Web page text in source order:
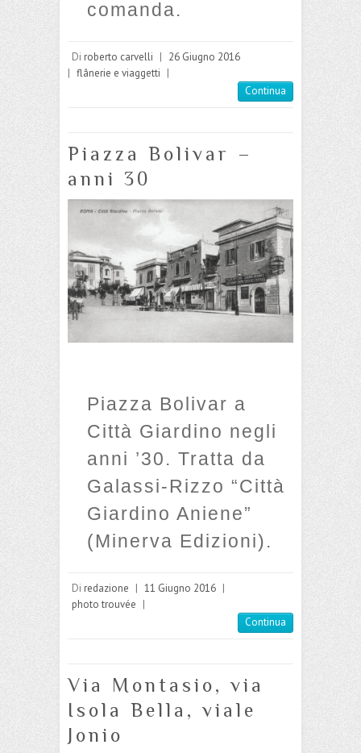
comanda.
Di roberto carvelli | 26 Giugno 2016
| flânerie e viaggetti |
Continua
Piazza Bolivar –
anni 30
Piazza Bolivar a
Città Giardino negli
anni ’30. Tratta da
Galassi-Rizzo “Città
Giardino Aniene”
(Minerva Edizioni).
Di redazione | 11 Giugno 2016 |
photo trouvée |
Continua
Via Montasio, via
Isola Bella, viale
Jonio